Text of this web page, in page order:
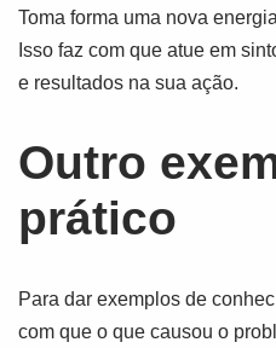
Toma forma uma nova
Isso faz com que atue em
e resultados na sua ação.
Outro
prático
Para dar exemplos de
com que o que causou o